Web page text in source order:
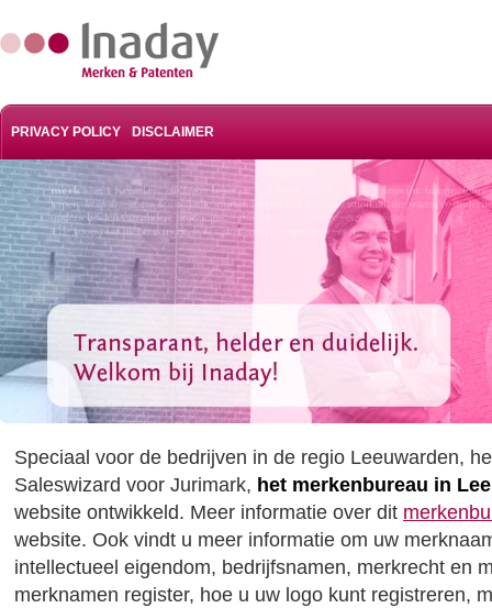
PRIVACY POLICY DISCLAIMER
Speciaal voor de bedrijven in de regio Leeuwarden,
Saleswizard voor Jurimark, het merkenbureau in
website ontwikkeld. Meer informatie over dit
website. Ook vindt u meer informatie om uw
intellectueel eigendom, bedrijfsnamen, merkrecht en
merknamen register, hoe u uw logo kunt registreren,